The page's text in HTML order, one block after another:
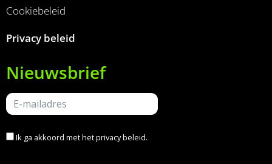
Cookiebeleid
Privacy beleid
Nieuwsbrief
Ik ga akkoord met hetprivacy beleid.